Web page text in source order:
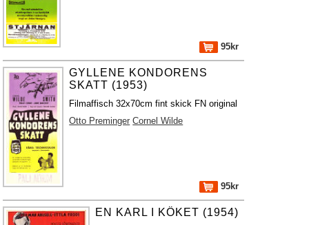
95kr
GYLLENE KONDORENS
SKATT (1953)
Filmaffisch 32x70cm fint skick FN original
Otto Preminger Cornel Wilde
95kr
EN KARL I KÖKET (1954)